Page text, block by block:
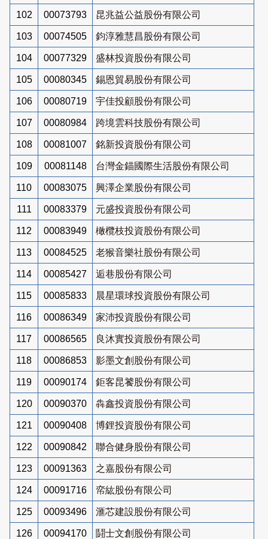
102 00073793 昆兆益公益股份有限公司
103 00074505 鈞淳雅慧昌股份有限公司
104 00077329 盛林投資股份有限公司
105 00080345 錫恩貿易股份有限公司
106 00080719 宇佳投顧股份有限公司
107 00080984 跨境雲科技股份有限公司
108 00081007 銘新投資股份有限公司
109 00081148 台灣金錨國際生活股份有限公司
110 00083075 興澤企業股份有限公司
111 00083379 元盛投資股份有限公司
112 00083949 橄欖枝投資股份有限公司
113 00084525 老猴音樂社股份有限公司
114 00085427 逅巷股份有限公司
115 00085833 晨星環球投資股份有限公司
116 00086349 家沛投資股份有限公司
117 00086565 良沐實投資股份有限公司
118 00086853 影墨文創股份有限公司
119 00090174 鉅客昆饕股份有限公司
120 00090370 犇鑫投資股份有限公司
121 00090408 博鋰投資股份有限公司
122 00090842 聯合健身股份有限公司
123 00091363 之嘉股份有限公司
124 00091716 帟紘股份有限公司
125 00093496 滙芯建設股份有限公司
126 00094170 鬪士文創股份有限公司